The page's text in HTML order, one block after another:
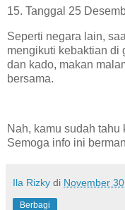
15. Tanggal 25
Seperti negara lain,
mengikuti kebaktian di
dan kado, makan
bersama.
Nah, kamu sudah
Semoga info ini
Ila Rizky di November
Berbagi